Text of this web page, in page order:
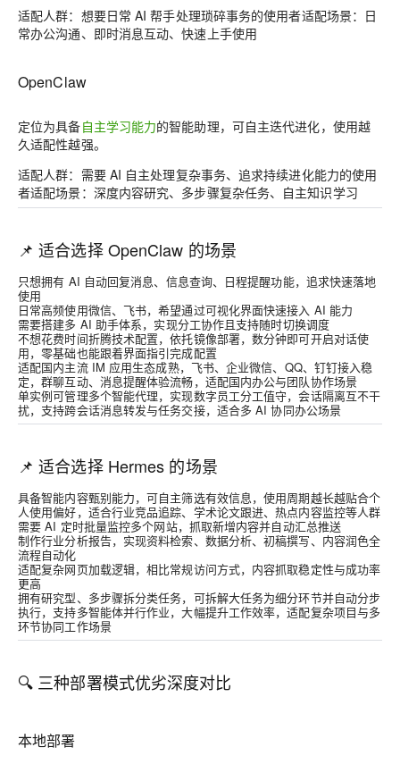
适配人群：想要日常 AI 帮手处理琐碎事务的使用者适配场景：日
常办公沟通、即时消息互动、快速上手使用
OpenClaw
定位为具备自主学习能力的智能助理，可自主迭代进化，使用越
久适配性越强。
适配人群：需要 AI 自主处理复杂事务、追求持续进化能力的使用
者适配场景：深度内容研究、多步骤复杂任务、自主知识学习
📌 适合选择 OpenClaw 的场景
只想拥有 AI 自动回复消息、信息查询、日程提醒功能，追求快速落地
使用
日常高频使用微信、飞书，希望通过可视化界面快速接入 AI 能力
需要搭建多 AI 助手体系，实现分工协作且支持随时切换调度
不想花费时间折腾技术配置，依托镜像部署，数分钟即可开启对话使
用，零基础也能跟着界面指引完成配置
适配国内主流 IM 应用生态成熟，飞书、企业微信、QQ、钉钉接入稳
定，群聊互动、消息提醒体验流畅，适配国内办公与团队协作场景
单实例可管理多个智能代理，实现数字员工分工值守，会话隔离互不干
扰，支持跨会话消息转发与任务交接，适合多 AI 协同办公场景
📌 适合选择 Hermes 的场景
具备智能内容甄别能力，可自主筛选有效信息，使用周期越长越贴合个
人使用偏好，适合行业竞品追踪、学术论文跟进、热点内容监控等人群
需要 AI 定时批量监控多个网站，抓取新增内容并自动汇总推送
制作行业分析报告，实现资料检索、数据分析、初稿撰写、内容润色全
流程自动化
适配复杂网页加载逻辑，相比常规访问方式，内容抓取稳定性与成功率
更高
拥有研究型、多步骤拆分类任务，可拆解大任务为细分环节并自动分步
执行，支持多智能体并行作业，大幅提升工作效率，适配复杂项目与多
环节协同工作场景
🔍 三种部署模式优劣深度对比
本地部署